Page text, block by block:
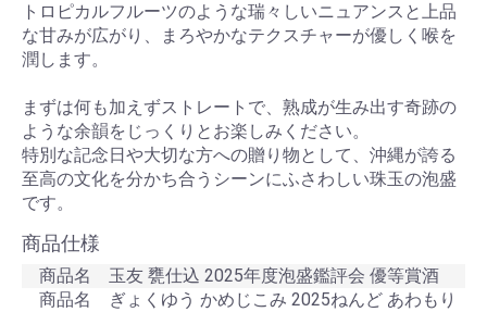
トロピカルフルーツのような瑞々しいニュアンスと上品
な甘みが広がり、まろやかなテクスチャーが優しく喉を
潤します。
まずは何も加えずストレートで、熟成が生み出す奇跡の
ような余韻をじっくりとお楽しみください。
特別な記念日や大切な方への贈り物として、沖縄が誇る
至高の文化を分かち合うシーンにふさわしい珠玉の泡盛
です。
商品仕様
商品名
玉友 甕仕込 2025年度泡盛鑑評会 優等賞酒
商品名
ぎょくゆう かめじこみ 2025ねんど あわもり